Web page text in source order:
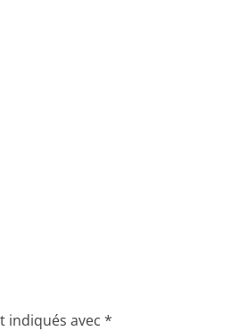
indiqués avec *